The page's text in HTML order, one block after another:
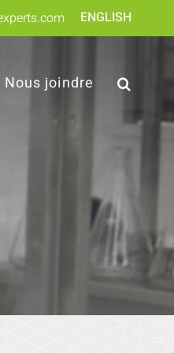
ENGLISH
Nous joindre